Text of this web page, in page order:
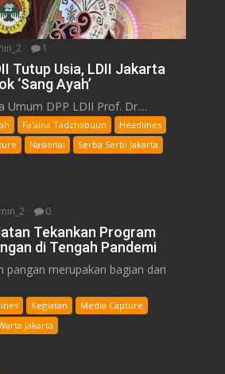
1
Tutup Usia, LDII Jakarta
‘Sang Ayah’
Umum DPP LDII Prof. Dr....
Fa'aina Tadzhabuun
Headlines
Nasional
Serba Serbi Jakarta
0
Tekankan Program
di Tengah Pandemi
pangan merupakan bagian dari
Kegiatan
Media Capture
Jakarta